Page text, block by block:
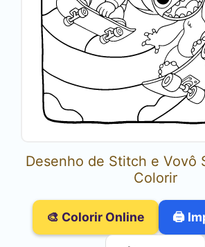
Desenho de Stitch e Vovô
Colorir
🎨 Colorir Online 🖨️